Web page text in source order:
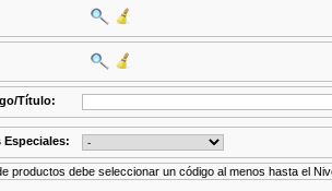
Título:
Especiales:
productos debe seleccionar un código al menos hasta el